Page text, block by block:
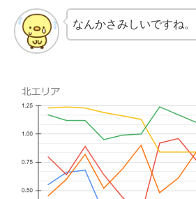
なんかさみしいですね。